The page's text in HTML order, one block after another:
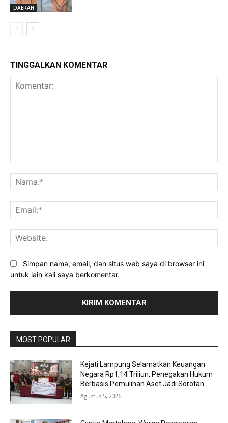
DAERAH
TINGGALKAN KOMENTAR
Simpan nama, email, dan situs web saya di browser ini
untuk lain kali saya berkomentar.
MOST POPULAR
Kejati Lampung Selamatkan Keuangan
Negara Rp1,14 Triliun, Penegakan Hukum
Berbasis Pemulihan Aset Jadi Sorotan
Agustus 5, 2026